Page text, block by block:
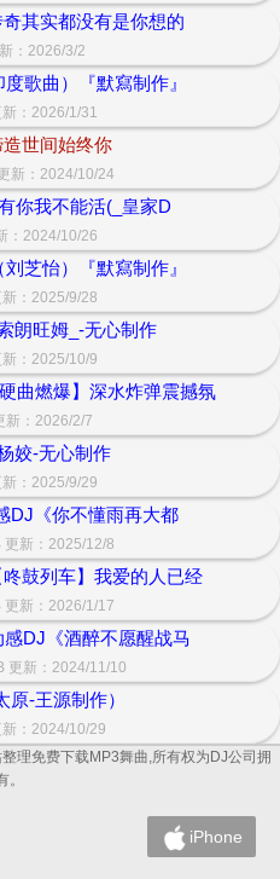
其实都没有是你想的
：2026/3/2
歌曲）『默寫制作』
：2026/1/31
世间始终你
新：2024/10/24
你我不能活(_皇家D
：2024/10/26
芝怡）『默寫制作』
：2025/9/28
朗旺姆_-无心制作
：2025/10/9
曲燃爆】深水炸弹震撼氛
新：2026/2/7
姣-无心制作
：2025/9/29
DJ《你不懂雨再大都
更新：2025/12/8
鼓列车】我爱的人已经
更新：2026/1/17
DJ《酒醉不愿醒战马
更新：2024/11/10
-王源制作）
：2024/10/29
理免费下载MP3舞曲,所有权为DJ公司拥
。
iPhone